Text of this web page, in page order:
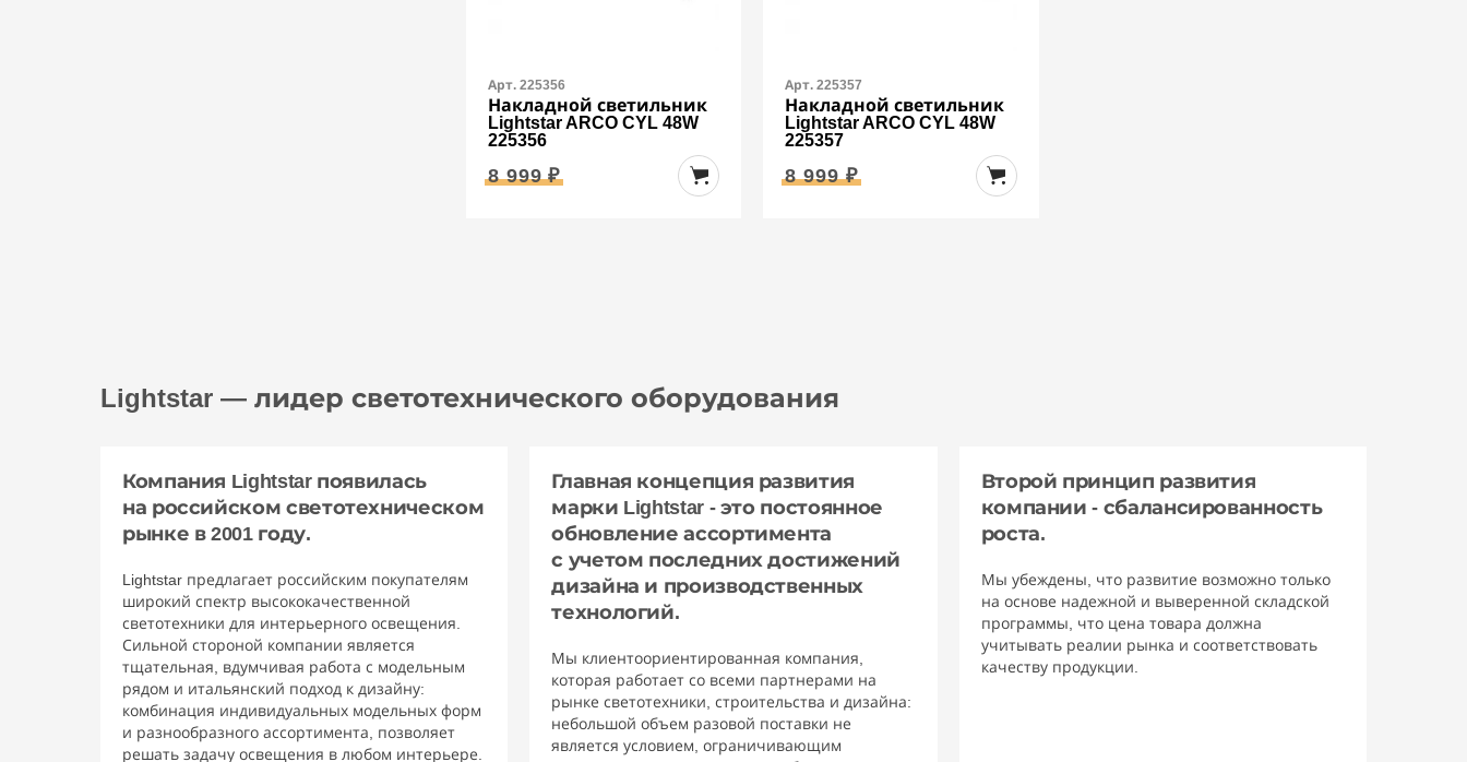
Арт. 225356
Накладной светильник
Lightstar ARCO CYL 48W
225356
8 999 ₽
Арт. 225357
Накладной светильник
Lightstar ARCO CYL 48W
225357
8 999 ₽
Lightstar — лидер светотехнического оборудования
Компания Lightstar появилась
на российском светотехническом
рынке в 2001 году.
Lightstar предлагает российским покупателям
широкий спектр высококачественной
светотехники для интерьерного освещения.
Сильной стороной компании является
тщательная, вдумчивая работа с модельным
рядом и итальянский подход к дизайну:
комбинация индивидуальных модельных форм
и разнообразного ассортимента, позволяет
решать задачу освещения в любом интерьере.
Главная концепция развития
марки Lightstar - это постоянное
обновление ассортимента
с учетом последних достижений
дизайна и производственных
технологий.
Мы клиентоориентированная компания,
которая работает со всеми партнерами на
рынке светотехники, строительства и дизайна:
небольшой объем разовой поставки не
является условием, ограничивающим
Второй принцип развития
компании - сбалансированность
роста.
Мы убеждены, что развитие возможно только
на основе надежной и выверенной складской
программы, что цена товара должна
учитывать реалии рынка и соответствовать
качеству продукции.